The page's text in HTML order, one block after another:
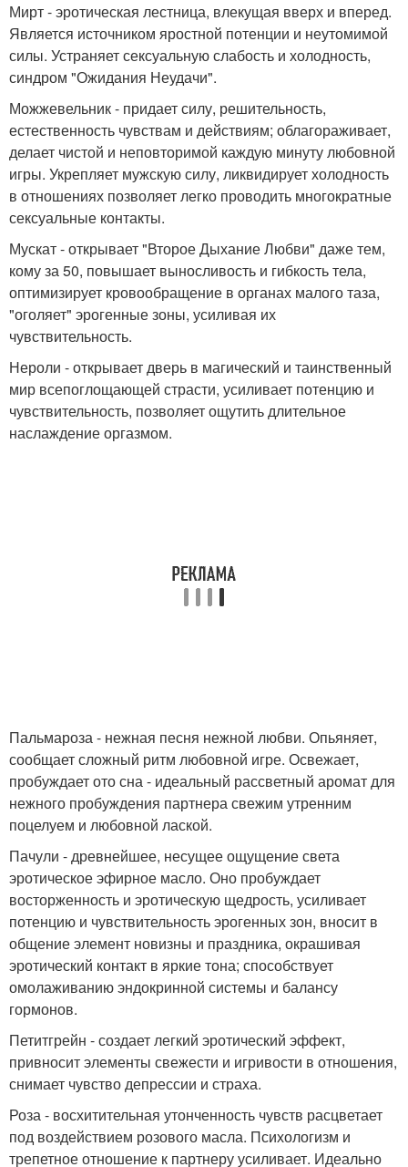
Мирт - эротическая лестница, влекущая вверх и вперед.
Является источником яростной потенции и неутомимой
силы. Устраняет сексуальную слабость и холодность,
синдром "Ожидания Неудачи".
Можжевельник - придает силу, решительность,
естественность чувствам и действиям; облагораживает,
делает чистой и неповторимой каждую минуту любовной
игры. Укрепляет мужскую силу, ликвидирует холодность
в отношениях позволяет легко проводить многократные
сексуальные контакты.
Мускат - открывает "Второе Дыхание Любви" даже тем,
кому за 50, повышает выносливость и гибкость тела,
оптимизирует кровообращение в органах малого таза,
"оголяет" эрогенные зоны, усиливая их
чувствительность.
Нероли - открывает дверь в магический и таинственный
мир всепоглощающей страсти, усиливает потенцию и
чувствительность, позволяет ощутить длительное
наслаждение оргазмом.
Пальмароза - нежная песня нежной любви. Опьяняет,
сообщает сложный ритм любовной игре. Освежает,
пробуждает ото сна - идеальный рассветный аромат для
нежного пробуждения партнера свежим утренним
поцелуем и любовной лаской.
Пачули - древнейшее, несущее ощущение света
эротическое эфирное масло. Оно пробуждает
восторженность и эротическую щедрость, усиливает
потенцию и чувствительность эрогенных зон, вносит в
общение элемент новизны и праздника, окрашивая
эротический контакт в яркие тона; способствует
омолаживанию эндокринной системы и балансу
гормонов.
Петитгрейн - создает легкий эротический эффект,
привносит элементы свежести и игривости в отношения,
снимает чувство депрессии и страха.
Роза - восхитительная утонченность чувств расцветает
под воздействием розового масла. Психологизм и
трепетное отношение к партнеру усиливает. Идеально